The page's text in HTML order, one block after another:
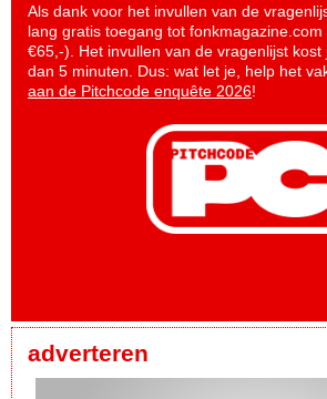
Als dank voor het invullen van de
lang gratis toegang tot
€65,-). Het invullen van de vragenlijst
dan 5 minuten. Dus: wat let je, help het
aan de Pitchcode enquête 2026!
adverteren